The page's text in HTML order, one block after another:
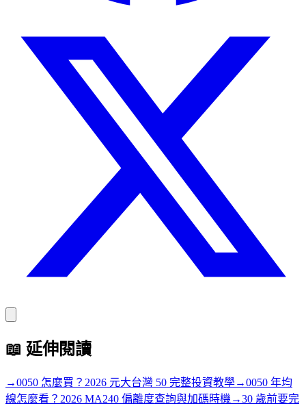
📖 延伸閱讀
→0050 怎麼買？2026 元大台灣 50 完整投資教學→0050 年均
線怎麼看？2026 MA240 偏離度查詢與加碼時機 →30 歲前要完